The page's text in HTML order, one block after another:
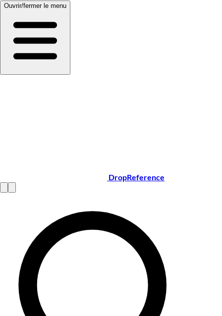
Ouvrir/fermer le menu
DropReference